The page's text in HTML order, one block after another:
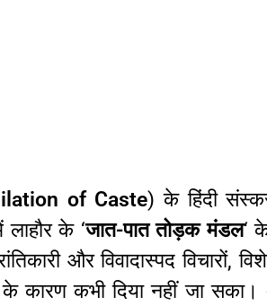
of Caste) के हिंदी
के ‘जात-पात तोड़क मंडल‘
और विवादास्पद विचारों,
कारण कभी दिया नहीं जा सका।